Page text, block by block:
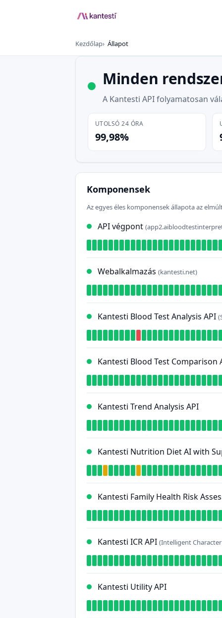
Kezdőlap Állapot
Minden
A Kantesti API folyamatosan
UTOLSÓ 24 ÓRA
99,98%
Komponensek
Az egyes éles komponensek állapota az
API végpont
Webalkalmazás (kantesti.net)
Kantesti Blood Test Analysis API
Kantesti Blood Test Comparison
Kantesti Trend Analysis API
Kantesti Nutrition Diet AI with
Kantesti Family Health Risk
Kantesti ICR API (Intelligent
Kantesti Utility API